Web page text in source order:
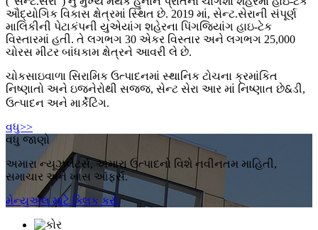
ઔદ્યોગિક વિકાસ ક્ષેત્રમાં સ્થિત છે. 2019 માં, સેન્ટ.સેરાની સંપૂર્ણ
માલિકીની પેટાકંપની યુએયાંગ શહેરના પિંગજિયાંગ હાઇ-ટેક
વિસ્તારમાં હતી. તે લગભગ 30 એકર વિસ્તાર અને લગભગ 25,000
ચોરસ મીટર બાંધકામ ક્ષેત્રને આવરી લે છે.
ચોકસાઇવાળા સિરામિક ઉત્પાદનમાં સ્થાનિક ટોચના ક્રમાંકિત
નિષ્ણાતો અને ઇજનેરોથી સજ્જ, સેન્ટ સેરા આર માં નિષ્ણાત છે&ડી,
ઉત્પાદન અને માર્કેટિંગ.
વધુ>>
વધુ જાણો
અમારા ન્યૂઝલેટર્સ, અમારા ઉત્પાદનો વિશે નવીનતમ માહિતી,
સમાચાર અને ખાસ ઑફર્સ.
મેન્યુઅલ માટે ક્લિક કરો